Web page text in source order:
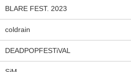
BLARE FEST. 2023
coldrain
DEADPOPFESTiVAL